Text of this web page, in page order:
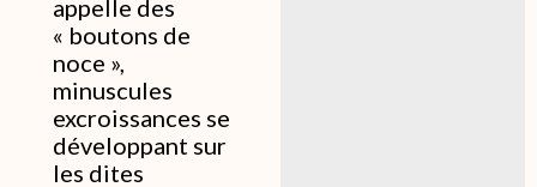
appelle des
« boutons de
noce »,
minuscules
excroissances se
développant sur
les dites